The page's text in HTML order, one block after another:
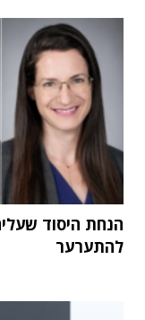
הנחת היסוד
להתערער